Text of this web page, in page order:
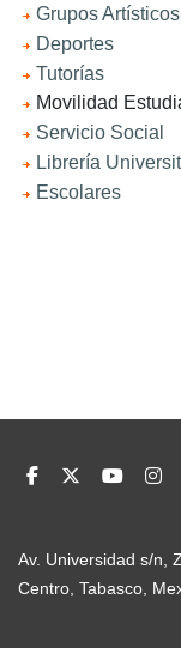
Grupos Artísticos
Deportes
Tutorías
Movilidad
Servicio Social
Librería
Escolares
Av. Universidad s/n,
Centro, Tabasco,